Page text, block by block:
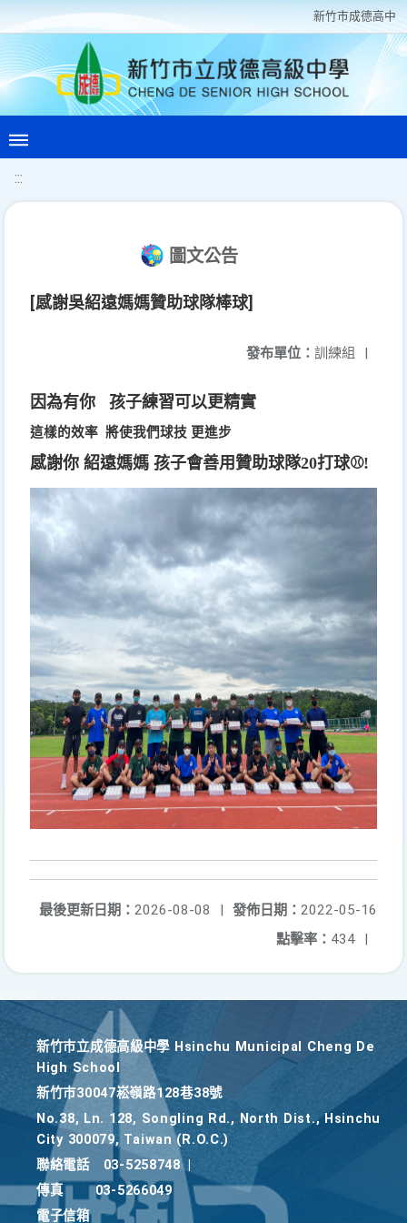
新竹巿成德高中
:::
圖文公告
[感謝吳紹遠媽媽贊助球隊棒球]
發布單位： 訓練組 |
因為有你 孩子練習可以更精實
這樣的效率 將使我們球技 更進步
感謝你 紹遠媽媽 孩子會善用贊助球隊20打球⚾️!
發佈日期： 2022-05-16
最後更新日期： 2026-08-08
|
點擊率： 434 |
新竹巿立成德高級中學 Hsinchu Municipal Cheng De
High School
新竹巿30047崧嶺路128巷38號
No.38, Ln. 128, Songling Rd., North Dist., Hsinchu
City 300079, Taiwan (R.O.C.)
聯絡電話
03-5258748
傳真
03-5266049
電子信箱